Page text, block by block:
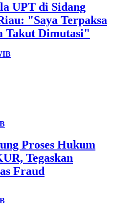
UPT di Sidang
"Saya Terpaksa
Takut Dimutasi"
Proses Hukum
Tegaskan
Fraud